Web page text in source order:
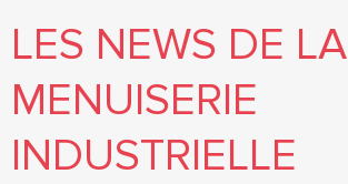
LES NEWS DE LA
MENUISERIE
INDUSTRIELLE